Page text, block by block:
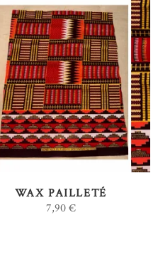
AJOUTER AU PANIER
WAX PAILLETÉ
7,90€